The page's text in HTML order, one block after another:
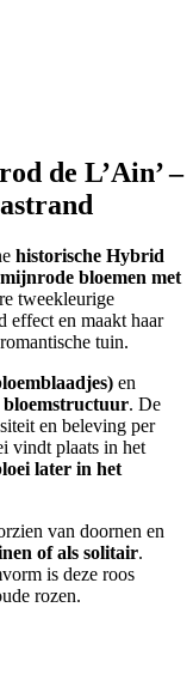
de L’Ain’–
historische Hybrid
bloemen met
tweekleurige
effect en maakt haar
tuin.
en
. De
en beleving per
vindt plaats in het
later in het
van doornen en
of als solitair.
is deze roos
rozen.